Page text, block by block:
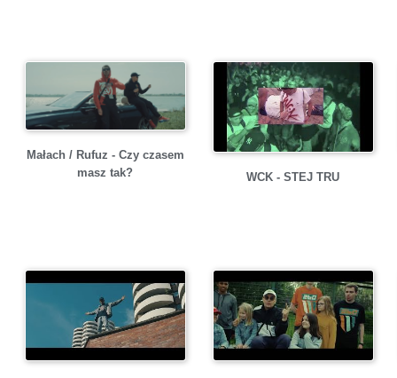
Małach / Rufuz - Czy czasem
masz tak?
WCK - STEJ TRU